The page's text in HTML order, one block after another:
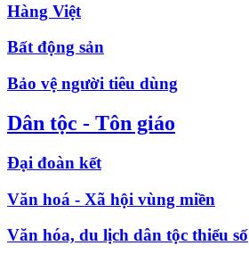
Hàng Việt
Bất động sản
Bảo vệ người tiêu dùng
Dân tộc - Tôn giáo
Đại đoàn kết
Văn hoá - Xã hội vùng miền
Văn hóa, du lịch dân tộc thiểu số